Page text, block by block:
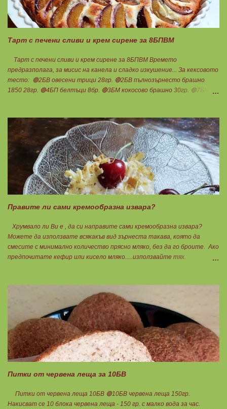
Тарт с печени сливи и крем сирене за 8БПВМ
Тарт с печени сливи и крем сирене за 8БПВМ Времето
предразполага, за мисис на канела и сладко изкушение... За кексовото
тесто: 🟢2БВ овесени трици 28гр. 🔴2БВ пълнозърнесто брашно
1850 28гр. 🟢4БП белтъци 8бр. 🔴3БМ кокосово брашно 30гр. 🟢7БМ
добре и се оставя на страна да набъбне. За чийз крема: 🟢3БП
обезмаслено крем сирене Кауфланд 200гр. + 1 равна с.л скир 🟠1БП
яйце 1бр. Ванилия Не подслаждам! За отгоре: 🟢4БВ сини сливи
360гр. Канела Мазнините са удвоени за белтъците и крем сиренето!
В голяма силиконова форма за тарт, разпределих така: 🥧1- ви слой
от кексово тесто 🥧2- ри слой чийз крем 🥧3- ти слой нарязани сини
сливи Канелата поръсих след изпичане, за да не е много натрапчива и
в голямо количество. Сладкиша изпекох в загрята фурна на 180
Правите ли сами кремообразна извара?
Хрумвало ли Ви е , да си направите сами кремообразна извара?
Можете да използвате всякакъв вид зърнеста такава, която да
смесите с минимално количество прясно мляко, без да го броите. Ако
предпочитате кефир или кисело мляко.....използвайте тях.
разядки и салати... Ако изварата е обезмаслена можете да удвоявате
мазнините. Ако не е, броите като нискомаслен продукт. Можете да
си приготвите по- голямо количество и да съхранявате в хладилник
за няколко дни. Част от моята закуска днес, беше това вкусно
кремче... 🟢1БП извара 50гр. 🟢1БВ череши 8бр. 🟠1БМ орех 1бр.
Ванилия Нека да ни е вкусно заедно! Люси
Питки от червена леща за 10БВ
Питки от червена леща 10БВ 🟢10БВ червена леща 150гр.
Накисват се 10 блока червена леща - 150 гр. с малко вода за час.